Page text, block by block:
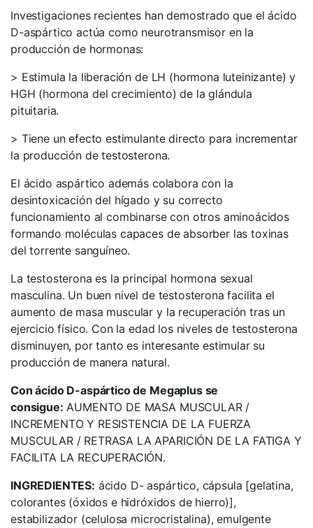
Investigaciones recientes han demostrado que el ácido
D-aspártico actúa como neurotransmisor en la
producción de hormonas:
> Estimula la liberación de LH (hormona luteinizante) y
HGH (hormona del crecimiento) de la glándula
pituitaria.
> Tiene un efecto estimulante directo para incrementar
la producción de testosterona.
El ácido aspártico además colabora con la
desintoxicación del hígado y su correcto
funcionamiento al combinarse con otros aminoácidos
formando moléculas capaces de absorber las toxinas
del torrente sanguíneo.
La testosterona es la principal hormona sexual
masculina. Un buen nivel de testosterona facilita el
aumento de masa muscular y la recuperación tras un
ejercicio físico. Con la edad los niveles de testosterona
disminuyen, por tanto es interesante estimular su
producción de manera natural.
Con ácido D-aspártico de Megaplus se
consigue: AUMENTO DE MASA MUSCULAR /
INCREMENTO Y RESISTENCIA DE LA FUERZA
MUSCULAR / RETRASA LA APARICIÓN DE LA FATIGA Y
FACILITA LA RECUPERACIÓN.
INGREDIENTES: ácido D- aspártico, cápsula [gelatina,
colorantes (óxidos e hidróxidos de hierro)],
estabilizador (celulosa microcristalina), emulgente